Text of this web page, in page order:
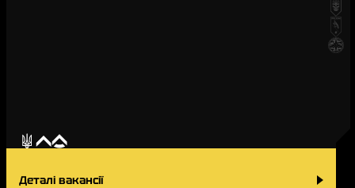
Деталі вакансії